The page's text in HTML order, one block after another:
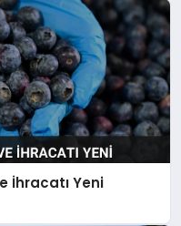
İhracatı Yeni